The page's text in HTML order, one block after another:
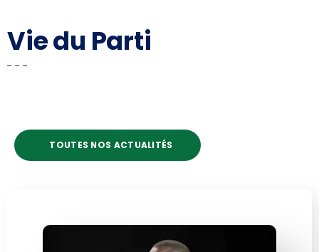
Vie du Parti
TOUTES NOS ACTUALITÉS